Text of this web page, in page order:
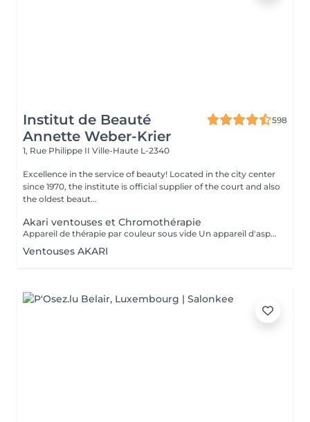
Institut de Beauté
Annette Weber-Krier
598
1, Rue Philippe II Ville-Haute L-2340
Excellence in the service of beauty! Located in the city center
since 1970, the institute is official supplier of the court and also
the oldest beaut...
Akari ventouses et Chromothérapie
Appareil de thérapie par couleur sous vide Un appareil d'aspiration - complété avec 21 couleurs (barre de couleurs Akari). APPLICATIONS En cosmétique, en massage, en physiothérapie et dans le domaine médical. AVANTAGE En raison du vide, de la levée sans pression, la circulation sanguine et la lymphe sont stimulées. Ce vide est constant, finement contrôlé et réglable. Il a un train doux. Cela signifie qu'il peut également être utilisé sur les zones les plus sensibles - cicatrices, contour des yeux, lèvres, zones douloureuses ... APPLICATIONS POSSIBLES EN COSMÉTIQUE, Pour resserrer et affiner le visage (rides autour des yeux et des lèvres), cou et décolleté les bras supérieurs , ventre , hanche , cellulite DANS LE MASSAGE, drainage , réflexologie , tissu conjonctif, le drainage lymphatique , compensation des méridiens , dans les blessures sportives Pour le post-traitement des opérations faciales Possibilité d'utiliser une pyramide de cristal de roche pour faire des stimulations de couleur.
Ventouses AKARI